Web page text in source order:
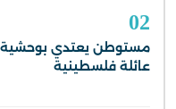
02
مستوطن يعتدي بوحشية
عائلة فلسطينية